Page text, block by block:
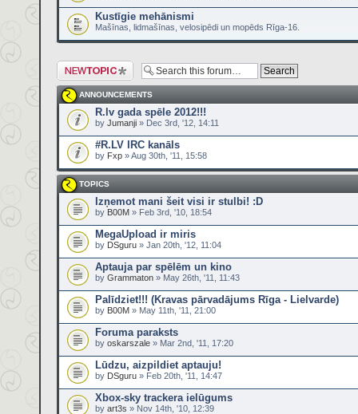
Kustīgie mehānismi
Mašīnas, lidmašīnas, velosipēdi un mopēds Rīga-16.
Post a new topic
ANNOUNCEMENTS
R.lv gada spēle 2012!!!
by Jumanji » Dec 3rd, '12, 14:11
#R.LV IRC kanāls
by Fxp » Aug 30th, '11, 15:58
TOPICS
Izņemot mani šeit visi ir stulbi! :D
by B00M » Feb 3rd, '10, 18:54
MegaUpload ir miris
by DSguru » Jan 20th, '12, 11:04
Aptauja par spēlēm un kino
by Grammaton » May 26th, '11, 11:43
Palīdziet!!! (Kravas pārvadājums Rīga - Lielvarde)
by B00M » May 11th, '11, 21:00
Foruma paraksts
by oskarszale » Mar 2nd, '11, 17:20
Lūdzu, aizpildiet aptauju!
by DSguru » Feb 20th, '11, 14:47
Xbox-sky trackera ielūgums
by art3s » Nov 14th, '10, 12:39